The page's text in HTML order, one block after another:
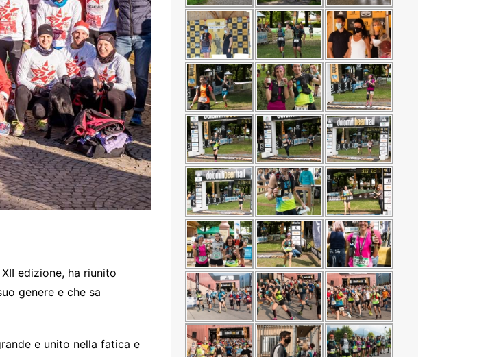
edizione, ha riunito
genere e che sa
e unito nella fatica e